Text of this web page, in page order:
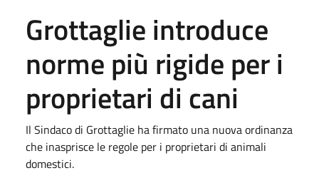
Grottaglie introduce
norme più rigide per i
proprietari di cani
Il Sindaco di Grottaglie ha firmato una nuova ordinanza
che inasprisce le regole per i proprietari di animali
domestici.